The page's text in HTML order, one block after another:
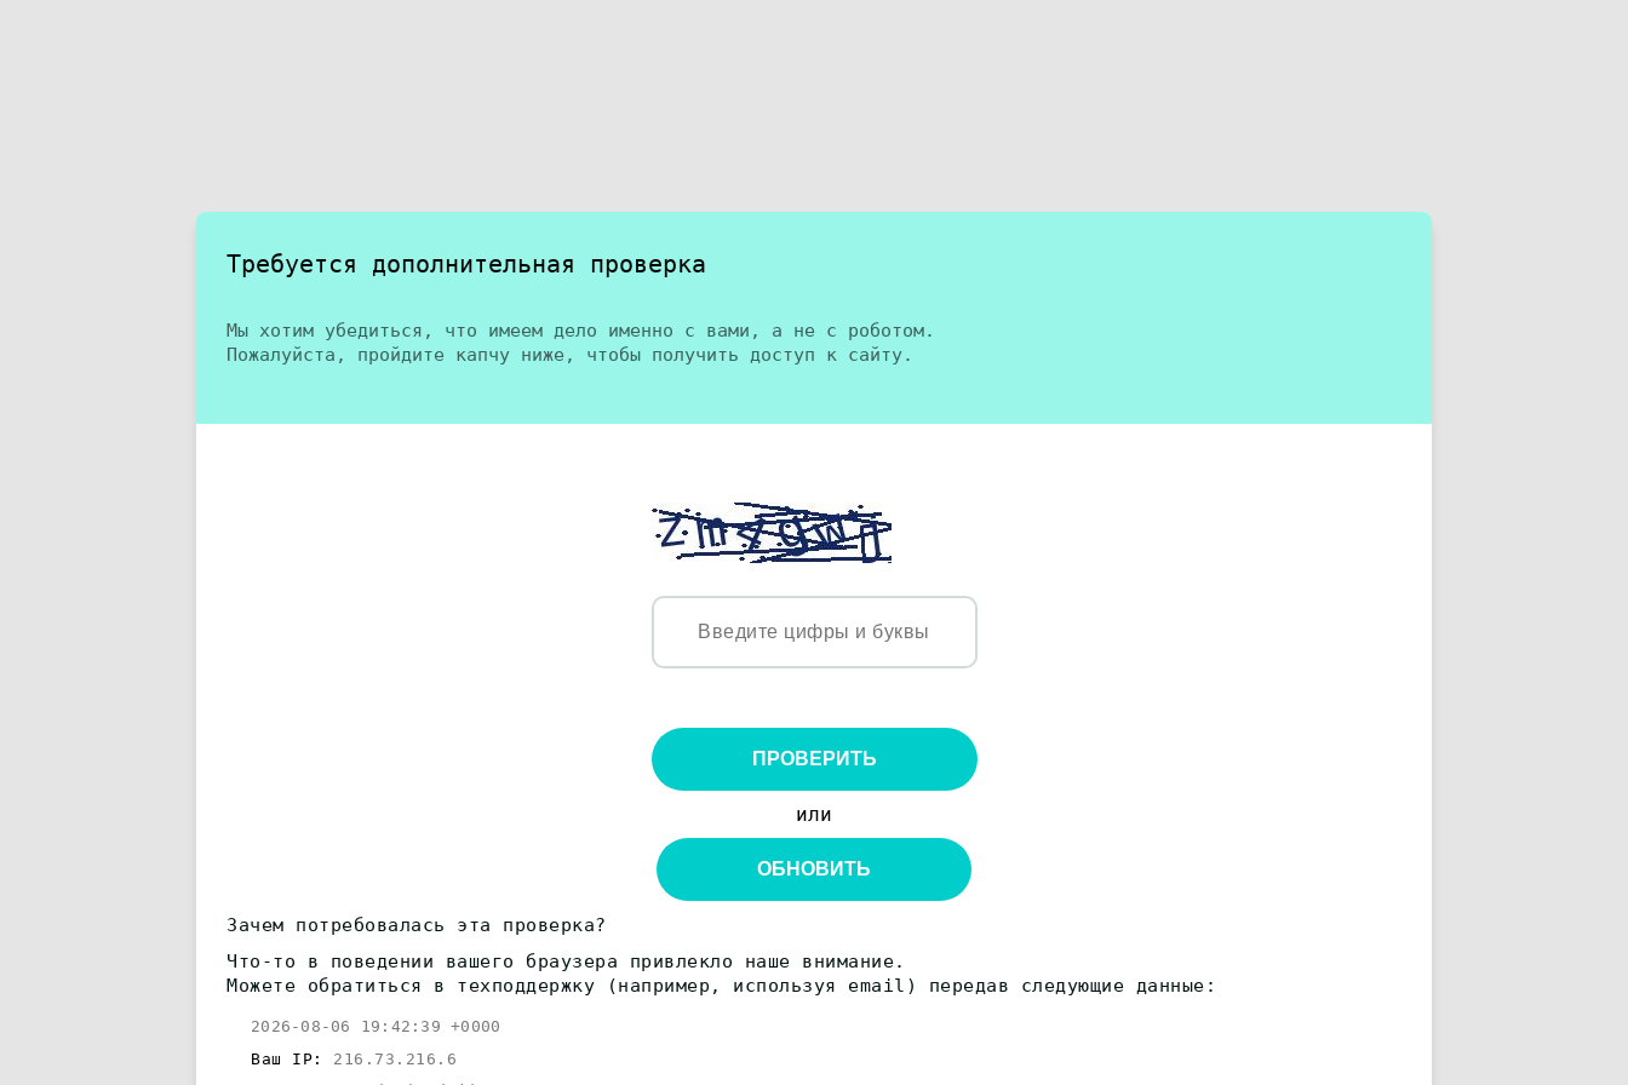
Требуется дополнительная проверка
Мы хотим убедиться, что имеем дело именно с вами, а не с роботом.
Пожалуйста, пройдите капчу ниже, чтобы получить доступ к сайту.
ПРОВЕРИТЬ
или
ОБНОВИТЬ
Зачем потребовалась эта проверка?
Что-то в поведении вашего браузера привлекло наше внимание.
Можете обратиться в техподдержку (например, используя email) передав следующие данные:
2026-08-06 19:42:39 +0000
Ваш IP: 216.73.216.6